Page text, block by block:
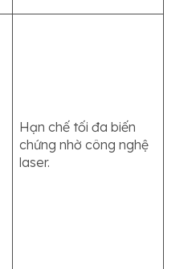
Hạn chế tối đa biến
chứng nhờ công nghệ
laser.